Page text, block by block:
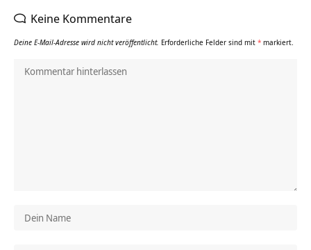
Keine Kommentare
Deine E-Mail-Adresse wird nicht veröffentlicht. Erforderliche Felder sind mit * markiert.